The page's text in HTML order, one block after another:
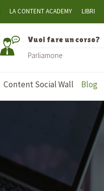
LA CONTENT ACADEMY LIBRI
Vuoi fare un corso?
Parliamone
Content Social Wall Blog